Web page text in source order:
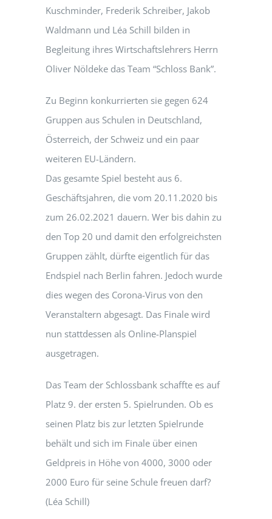
Kuschminder, Frederik Schreiber, Jakob
Waldmann und Léa Schill bilden in
Begleitung ihres Wirtschaftslehrers Herrn
Oliver Nöldeke das Team “Schloss Bank”.
Zu Beginn konkurrierten sie gegen 624
Gruppen aus Schulen in Deutschland,
Österreich, der Schweiz und ein paar
weiteren EU-Ländern.
Das gesamte Spiel besteht aus 6.
Geschäftsjahren, die vom 20.11.2020 bis
zum 26.02.2021 dauern. Wer bis dahin zu
den Top 20 und damit den erfolgreichsten
Gruppen zählt, dürfte eigentlich für das
Endspiel nach Berlin fahren. Jedoch wurde
dies wegen des Corona-Virus von den
Veranstaltern abgesagt. Das Finale wird
nun stattdessen als Online-Planspiel
ausgetragen.
Das Team der Schlossbank schaffte es auf
Platz 9. der ersten 5. Spielrunden. Ob es
seinen Platz bis zur letzten Spielrunde
behält und sich im Finale über einen
Geldpreis in Höhe von 4000, 3000 oder
2000 Euro für seine Schule freuen darf?
(Léa Schill)